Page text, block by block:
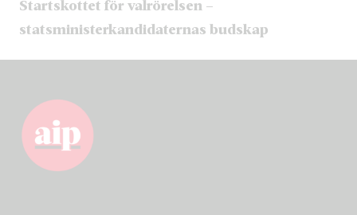
Startskottet för valrörelsen –
statsministerkandidaternas budskap